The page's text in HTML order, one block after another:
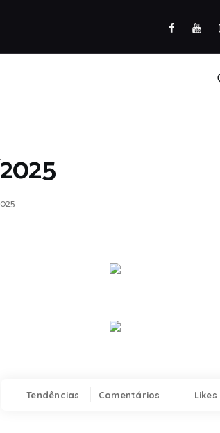
Tendências Comentários Likes